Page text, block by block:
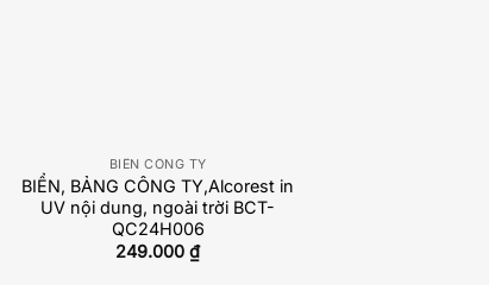
BIỂN CÔNG TY
BIỂN, BẢNG CÔNG TY,Alcorest in
UV nội dung, ngoài trời BCT-
QC24H006
249.000₫